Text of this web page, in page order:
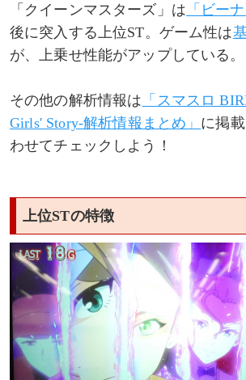
「クイーンマスターズ」は 「ビー
後に突入する上位ST。ゲーム性は
が、上乗せ性能がアップしている。
その他の解析情報は 「スマスロ
Girls' Story-解析情報まとめ」 に掲
わせてチェックしよう！
上位STの特徴